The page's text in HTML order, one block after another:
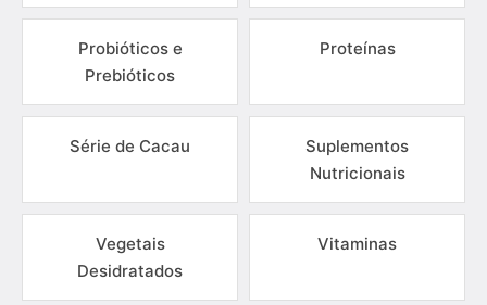
Probióticos e
Prebióticos
Proteínas
Série de Cacau
Suplementos
Nutricionais
Vegetais
Desidratados
Vitaminas